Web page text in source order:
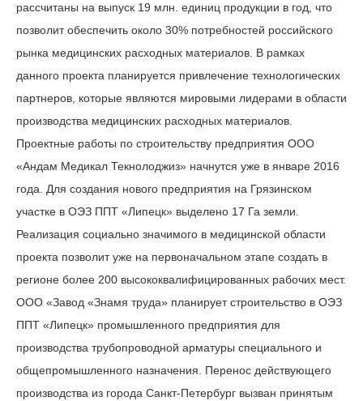
рассчитаны на выпуск 19 млн. единиц продукции в год, что
позволит обеспечить около 30% потребностей российского
рынка медицинских расходных материалов. В рамках
данного проекта планируется привлечение технологических
партнеров, которые являются мировыми лидерами в области
производства медицинских расходных материалов.
Проектные работы по строительству предприятия ООО
«Андам Медикал Текнолоджиз» начнутся уже в январе 2016
года. Для создания нового предприятия на Грязинском
участке в ОЭЗ ППТ «Липецк» выделено 17 Га земли.
Реализация социально значимого в медицинской области
проекта позволит уже на первоначальном этапе создать в
регионе более 200 высококвалифицированных рабочих мест.
ООО «Завод «Знамя труда» планирует строительство в ОЭЗ
ППТ «Липецк» промышленного предприятия для
производства трубопроводной арматуры специального и
общепромышленного назначения. Перенос действующего
производства из города Санкт-Петербург вызван принятым